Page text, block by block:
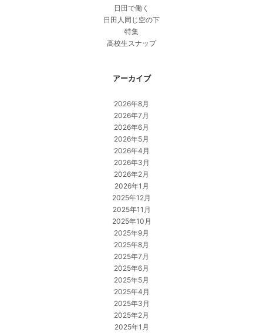
日田で働く
日田人同じ空の下
特集
高校生スナップ
アーカイブ
2026年8月
2026年7月
2026年6月
2026年5月
2026年4月
2026年3月
2026年2月
2026年1月
2025年12月
2025年11月
2025年10月
2025年9月
2025年8月
2025年7月
2025年6月
2025年5月
2025年4月
2025年3月
2025年2月
2025年1月